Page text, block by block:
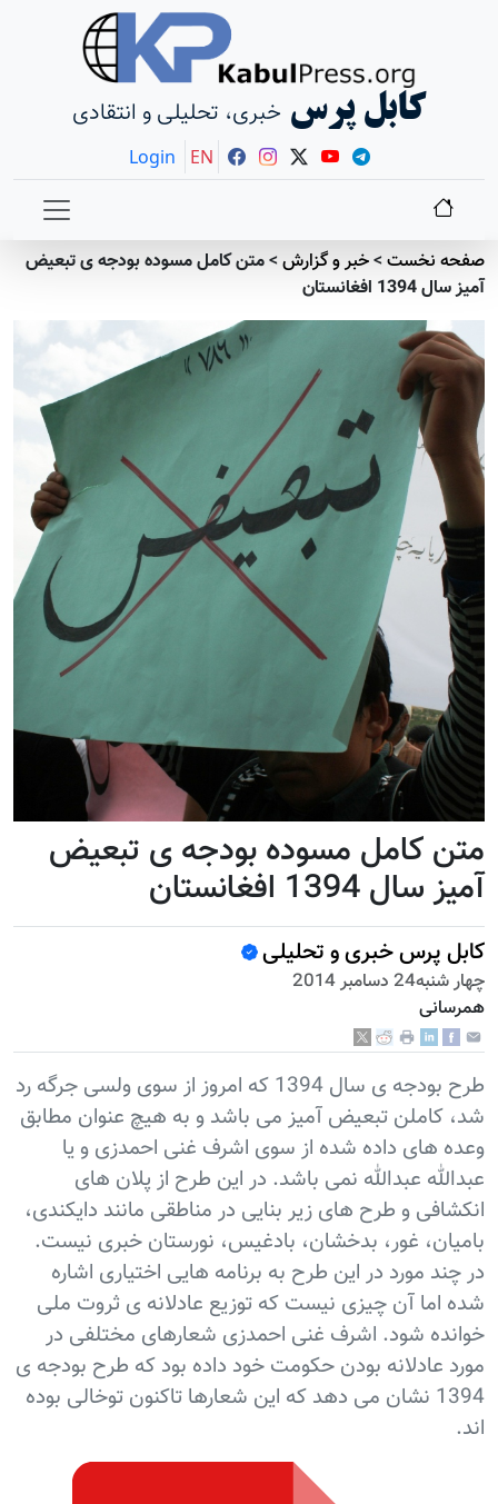
کابل پرس خبری، تحلیلی و انتقادی
Login EN
صفحه نخست>خبر و گزارش>متن کامل مسوده بودجه ی تبعیض
آمیز سال 1394 افغانستان
متن کامل مسوده بودجه ی تبعیض
آمیز سال 1394 افغانستان
کابل پرس خبری و تحلیلی
چهار شنبه24 دسامبر 2014
همرسانی
طرح بودجه ی سال 1394 که امروز از سوی ولسی جرگه رد
شد، کاملن تبعیض آمیز می باشد و به هیچ عنوان مطابق
وعده های داده شده از سوی اشرف غنی احمدزی و یا
عبدالله عبدالله نمی باشد. در این طرح از پلان های
انکشافی و طرح های زیر بنایی در مناطقی مانند دایکندی،
بامیان، غور، بدخشان، بادغیس، نورستان خبری نیست.
در چند مورد در این طرح به برنامه هایی اختیاری اشاره
شده اما آن چیزی نیست که توزیع عادلانه ی ثروت ملی
خوانده شود. اشرف غنی احمدزی شعارهای مختلفی در
مورد عادلانه بودن حکومت خود داده بود که طرح بودجه ی
1394 نشان می دهد که این شعارها تاکنون توخالی بوده
اند.